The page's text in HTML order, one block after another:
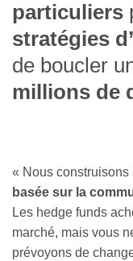
particuliers
stratégies
de boucler
millions de
« Nous construisons
basée sur la
Les hedge funds
marché, mais vous
prévoyons de